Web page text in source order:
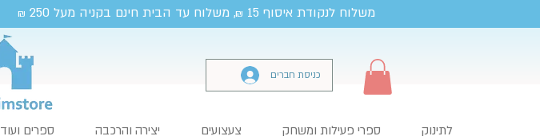
משלוח לנקודת איסוף 15 ₪, משלוח עד הבית חינם בקניה מעל 250 ₪
כניסת חברים
לתינוק ספרי פעילות ומשחק צעצועים יצירה והרכבה ספרים ועוד